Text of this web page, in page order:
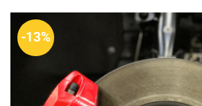
-13%